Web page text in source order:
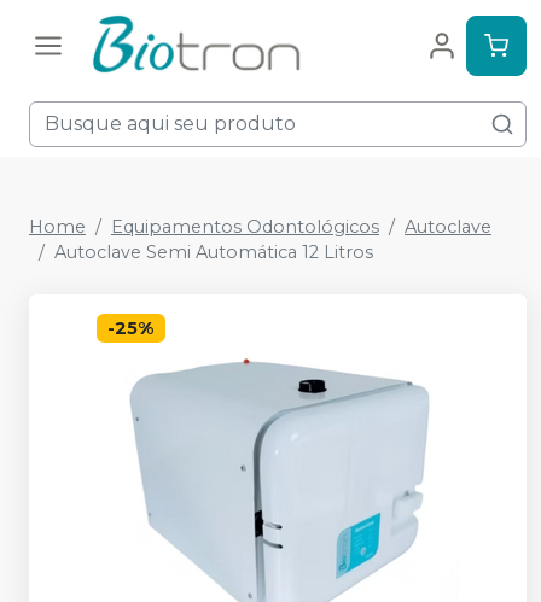
Home Equipamentos Odontológicos
Autoclave
Autoclave Semi Automática 12 Litros
-25%